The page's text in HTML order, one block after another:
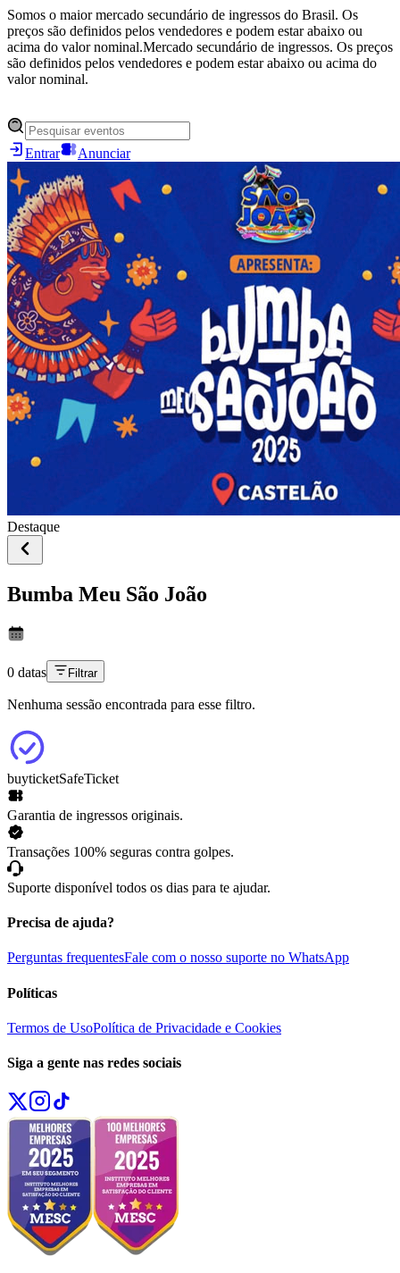
Somos o maior mercado secundário de ingressos do Brasil. Os
preços são definidos pelos vendedores e podem estar abaixo ou
acima do valor nominal.Mercado secundário de ingressos. Os preços
são definidos pelos vendedores e podem estar abaixo ou acima do
valor nominal.
Entrar Anunciar
Destaque
Bumba Meu São João
0 datas Filtrar
Nenhuma sessão encontrada para esse filtro.
buyticketSafeTicket
Garantia de ingressos originais.
Transações 100% seguras contra golpes.
Suporte disponível todos os dias para te ajudar.
Precisa de ajuda?
Perguntas frequentesFale com o nosso suporte no WhatsApp
Políticas
Termos de UsoPolítica de Privacidade e Cookies
Siga a gente nas redes sociais